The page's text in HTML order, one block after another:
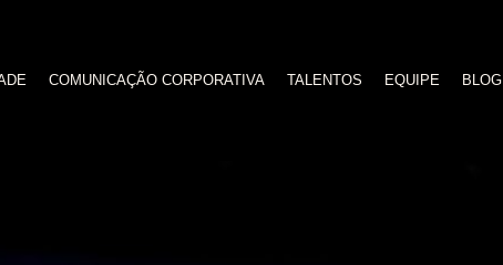
COMUNICAÇÃO CORPORATIVA TALENTOS EQUIPE BLOG